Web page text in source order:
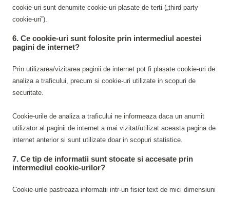
cookie-uri sunt denumite cookie-uri plasate de terti („third party
cookie-uri”).
6. Ce cookie-uri sunt folosite prin intermediul acestei
pagini de internet?
Prin utilizarea/vizitarea paginii de internet pot fi plasate cookie-uri de
analiza a traficului, precum si cookie-uri utilizate in scopuri de
securitate.
Cookie-urile de analiza a traficului ne informeaza daca un anumit
utilizator al paginii de internet a mai vizitat/utilizat aceasta pagina de
internet anterior si sunt utilizate doar in scopuri statistice.
7. Ce tip de informatii sunt stocate si accesate prin
intermediul cookie-urilor?
Cookie-urile pastreaza informatii intr-un fisier text de mici dimensiuni